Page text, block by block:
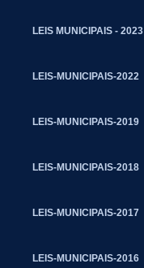
LEIS MUNICIPAIS - 2023
LEIS-MUNICIPAIS-2022
LEIS-MUNICIPAIS-2019
LEIS-MUNICIPAIS-2018
LEIS-MUNICIPAIS-2017
LEIS-MUNICIPAIS-2016